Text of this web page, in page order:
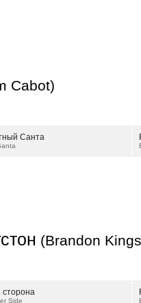
Cabot)
Санта
(Brandon
сторона
Side